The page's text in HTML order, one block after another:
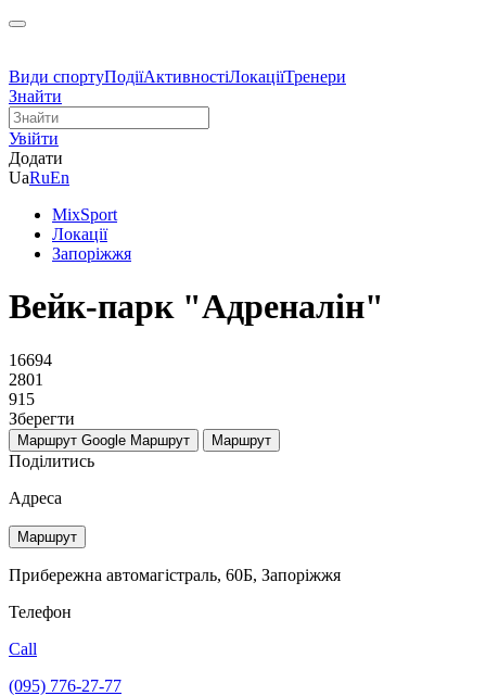
Види спортуПодіїАктивностіЛокаціїТренери
Знайти
Увійти
Додати
UaRuEn
MixSport
Локації
Запоріжжя
Вейк-парк "Адреналін"
16694
2801
915
Зберегти
Маршрут Google Маршрут Маршрут
Поділитись
Адреса
Маршрут
Прибережна автомагістраль, 60Б, Запоріжжя
Телефон
Call
(095) 776-27-77